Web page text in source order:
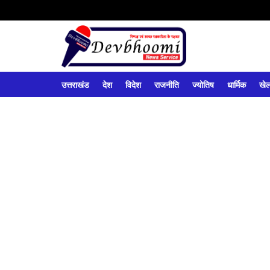
उत्तराखंड देश विदेश राजनीति ज्योतिष धार्मिक